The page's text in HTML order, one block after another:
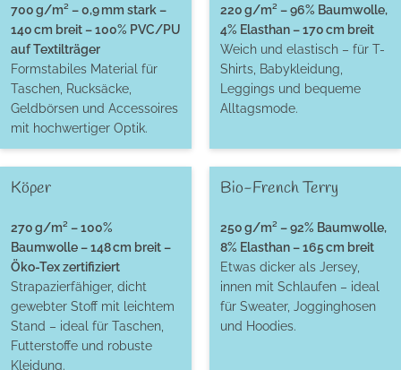
700 g/m² – 0,9 mm stark –
140 cm breit – 100% PVC/PU
auf Textilträger
Formstabiles Material für
Taschen, Rucksäcke,
Geldbörsen und Accessoires
mit hochwertiger Optik.
220 g/m² – 96% Baumwolle,
4% Elasthan – 170 cm breit
Weich und elastisch – für T-
Shirts, Babykleidung,
Leggings und bequeme
Alltagsmode.
Köper
270 g/m² – 100%
Baumwolle – 148 cm breit –
Öko-Tex zertifiziert
Strapazierfähiger, dicht
gewebter Stoff mit leichtem
Stand – ideal für Taschen,
Futterstoffe und robuste
Kleidung.
Bio-French Terry
250 g/m² – 92% Baumwolle,
8% Elasthan – 165 cm breit
Etwas dicker als Jersey,
innen mit Schlaufen – ideal
für Sweater, Jogginghosen
und Hoodies.